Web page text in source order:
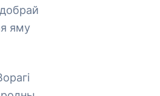
яму